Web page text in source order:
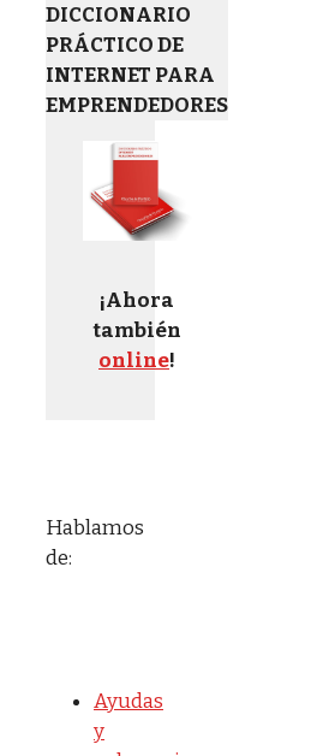
DICCIONARIO
PRÁCTICO DE
INTERNET PARA
EMPRENDEDORES
¡Ahora
también
online!
Hablamos
de:
Ayudas
y